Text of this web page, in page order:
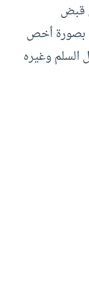
قبض
بصورة أخص
السلم وغيره